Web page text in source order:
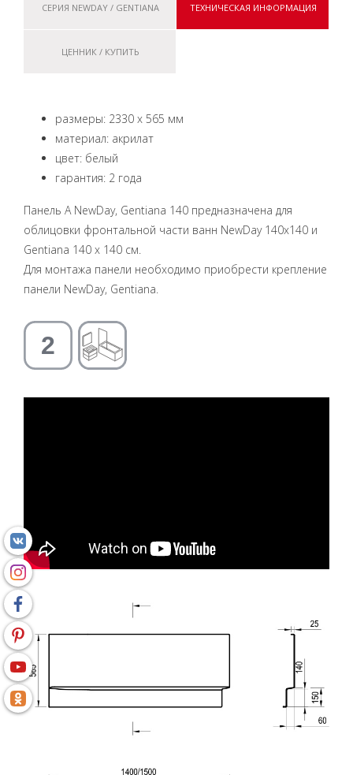
СЕРИЯ NEWDAY / GENTIANA ТЕХНИЧЕСКАЯ ИНФОРМАЦИЯ
ЦЕННИК / КУПИТЬ
размеры: 2330 x 565 мм
материал: акрилат
цвет: белый
гарантия: 2 года
Панель A NewDay, Gentiana 140 предназначена для
облицовки фронтальной части ванн NewDay 140x140 и
Gentiana 140 x 140 см.
Для монтажа панели необходимо приобрести крепление
панели NewDay, Gentiana.